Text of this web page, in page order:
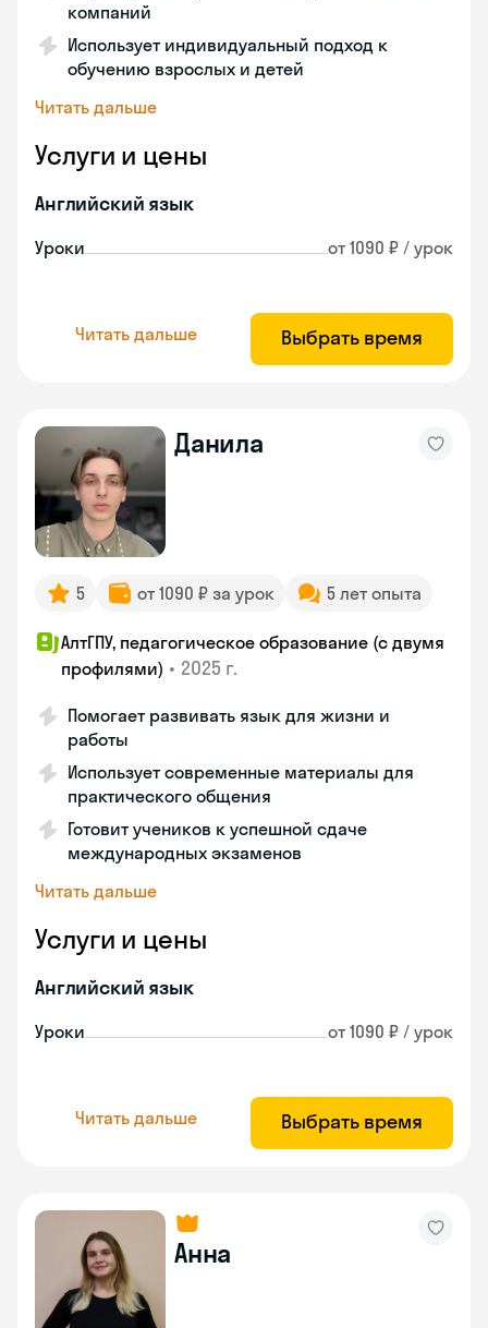
компаний
Использует индивидуальный подход к
обучению взрослых и детей
Читать дальше
Услуги и цены
Английский язык
Уроки от 1090 ₽ / урок
Читать дальше Выбрать время
Данила
5 от 1090 ₽ за урок 5 лет опыта
АлтГПУ, педагогическое образование (с двумя
профилями) • 2025 г.
Помогает развивать язык для жизни и
работы
Использует современные материалы для
практического общения
Готовит учеников к успешной сдаче
международных экзаменов
Читать дальше
Услуги и цены
Английский язык
Уроки от 1090 ₽ / урок
Читать дальше Выбрать время
Анна